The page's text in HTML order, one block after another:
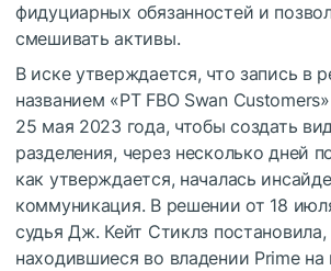
фидуциарных обязанностей и
смешивать активы.
В иске утверждается, что запись в
названием «PT FBO Swan
25 мая 2023 года, чтобы создать
разделения, через несколько дней
как утверждается, началась
коммуникация. В решении от 18
судья Дж. Кейт Стиклз постановила,
находившиеся во владении Prime